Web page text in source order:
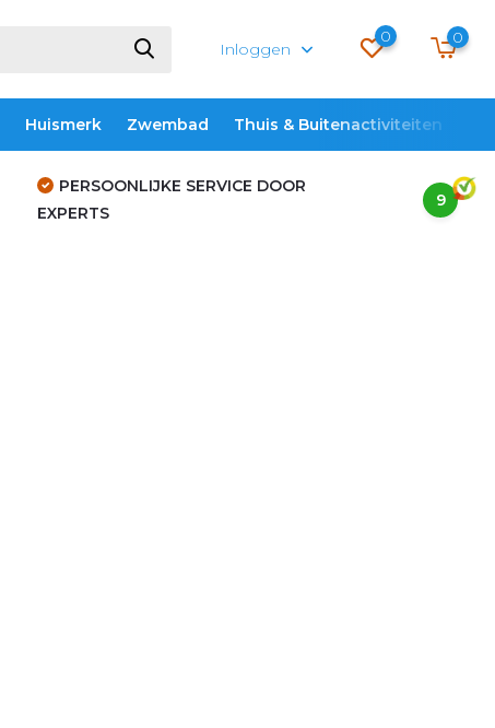
Inloggen
0 0
Huismerk Zwembad Thuis & Buitenactiviteiten
PERSOONLIJKE SERVICE DOOR
EXPERTS
9